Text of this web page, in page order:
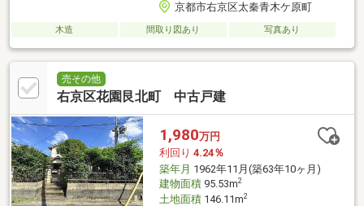
京都市右京区太秦青木ケ原町
木造 間取り図あり 写真あり
売その他
右京区花園艮北町 中古戸建
1,980万円
利回り 4.24％
築年月 1962年11月(築63年10ヶ月)
建物面積95.53m2
土地面積146.11m2